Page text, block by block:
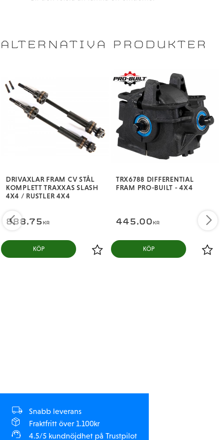
ALTERNATIVA PRODUKTER
DRIVAXLAR FRAM CV STÅL
KOMPLETT TRAXXAS SLASH
4X4 / RUSTLER 4X4
888,75 KR
KÖP
TRX6788 DIFFERENTIAL
FRAM PRO-BUILT - 4X4
445,00 KR
KÖP
Snabb leverans
Fraktfritt över 1.100kr
4.5/5 kundnöjdhet på Trustpilot